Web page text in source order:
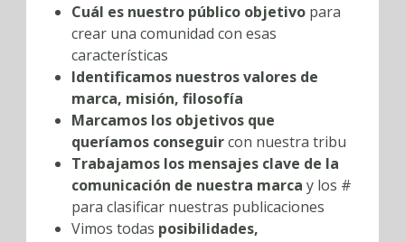
Cuál es nuestro público objetivo para
crear una comunidad con esas
características
Identificamos nuestros valores de
marca, misión, filosofía
Marcamos los objetivos que
queríamos conseguircon nuestra tribu
Trabajamos los mensajes clave de la
comunicación de nuestra marca y los #
para clasificar nuestras publicaciones
Vimos todas posibilidades,